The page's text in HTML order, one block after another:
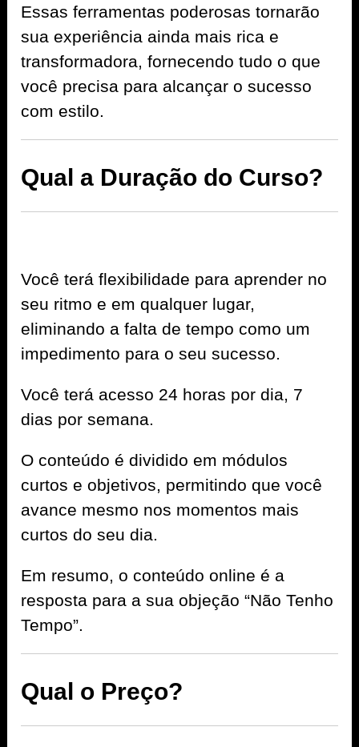
Essas ferramentas poderosas tornarão
sua experiência ainda mais rica e
transformadora, fornecendo tudo o que
você precisa para alcançar o sucesso
com estilo.
Qual a Duração do Curso?
Você terá flexibilidade para aprender no
seu ritmo e em qualquer lugar,
eliminando a falta de tempo como um
impedimento para o seu sucesso.
Você terá acesso 24 horas por dia, 7
dias por semana.
O conteúdo é dividido em módulos
curtos e objetivos, permitindo que você
avance mesmo nos momentos mais
curtos do seu dia.
Em resumo, o conteúdo online é a
resposta para a sua objeção “Não Tenho
Tempo”.
Qual o Preço?